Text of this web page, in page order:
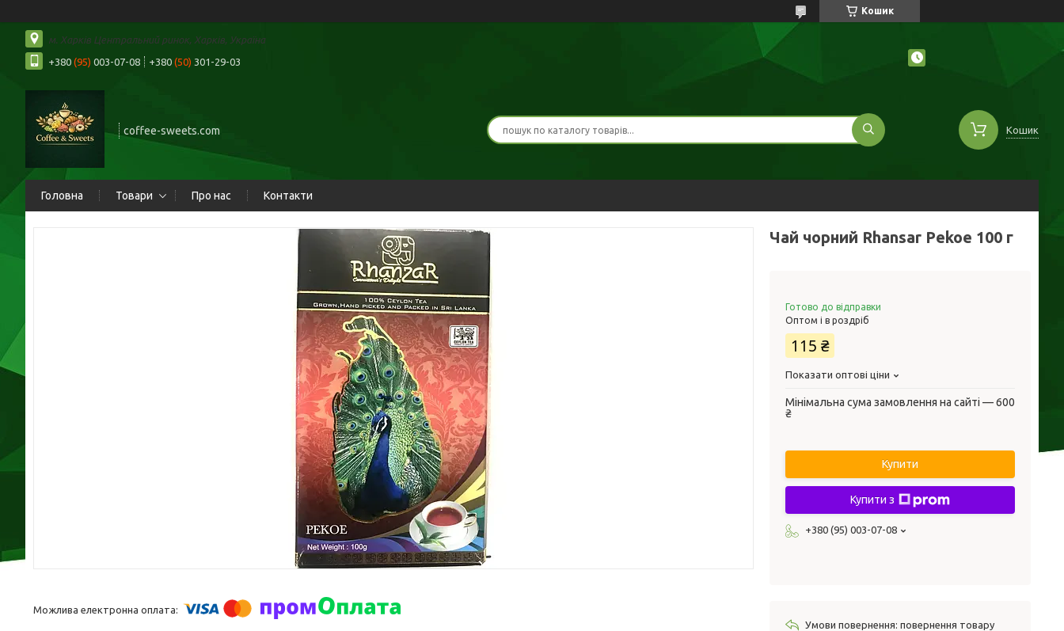
Кошик
м. Харків Центральний ринок, Харків, Україна
+380 (95) 003-07-08 +380 (50) 301-29-03
coffee-sweets.com Кошик
Головна Товари Про нас Контакти
Чай чорний Rhansar Pekoe 100 г
Готово до відправки
Оптом і в роздріб
115 ₴
Показати оптові ціни
Мінімальна сума замовлення на сайті — 600
₴
Купити
Купити з
+380 (95) 003-07-08
повернення товару